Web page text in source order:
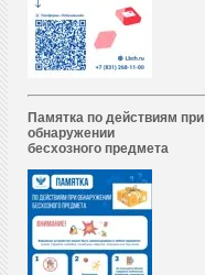
Памятка по действиям при
обнаружении
бесхозного предмета